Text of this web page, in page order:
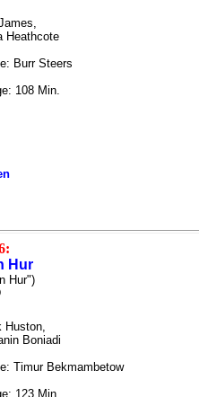
Heathcote
Burr Steers
108 Min.
Hur
Hur")
Huston,
Boniadi
Timur Bekmambetow
123 Min.